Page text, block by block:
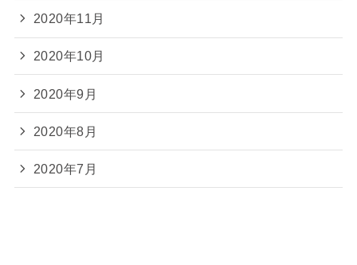
2020年11月
2020年10月
2020年9月
2020年8月
2020年7月